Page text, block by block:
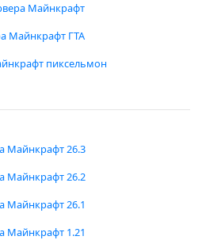
Майнкрафт
Майнкрафт ГТА
пиксельмон
Майнкрафт 26.3
Майнкрафт 26.2
Майнкрафт 26.1
Майнкрафт 1.21